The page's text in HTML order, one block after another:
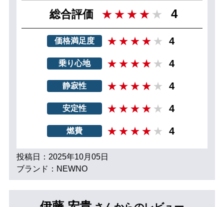
総合評価 4
価格満足度 4
乗り心地 4
静寂性 4
安定性 4
燃費 4
投稿日：2025年10月05日
ブランド：NEWNO